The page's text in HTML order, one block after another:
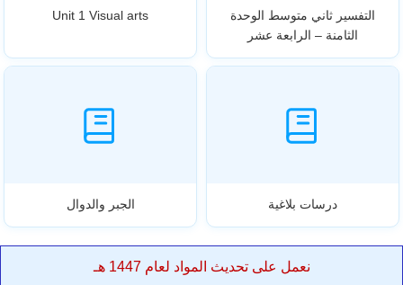
التفسير ثاني متوسط الوحدة
الثامنة – الرابعة عشر
Unit 1 Visual arts
درسات بلاغية الجبر والدوال
نعمل على تحديث المواد لعام 1447 هـ